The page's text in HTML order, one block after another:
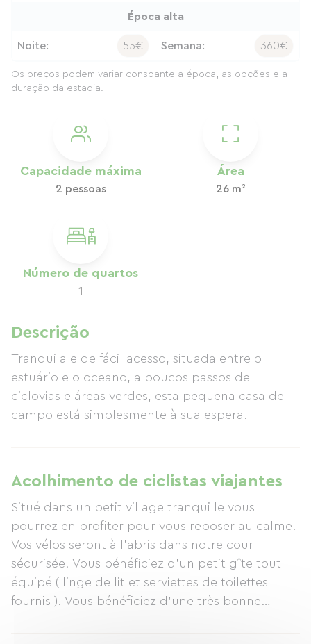
Capacidade máxima
2 pessoas
Área
26 m²
Número de quartos
1
Descrição
Tranquila e de fácil acesso, situada entre o
estuário e o oceano, a poucos passos de
ciclovias e áreas verdes, esta pequena casa de
campo está simplesmente à sua espera.
Acolhimento de ciclistas viajantes
Situé dans un petit village tranquille vous
pourrez en profiter pour vous reposer au calme.
Vos vélos seront à l’abris dans notre cour
sécurisée. Vous bénéficiez d’un petit gîte tout
équipé ( linge de lit et serviettes de toilettes
fournis ). Vous bénéficiez d’une très bonne
Época alta
Noite: 55€ Semana: 360€
Os preços podem variar consoante a época, as opções e a
duração da estadia.